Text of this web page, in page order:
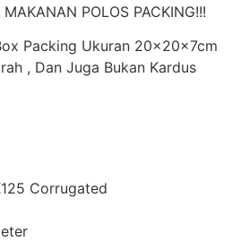
POLOS PACKING!!!
Packing Ukuran 20x20x7cm
, Dan Juga Bukan Kardus
Corrugated